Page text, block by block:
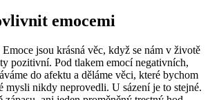
emocemi
jsou krásná věc, když se nám v životě
pozitivní. Pod tlakem emocí negativních,
do afektu a děláme věci, které bychom
mysli nikdy neprovedli. U sázení je to stejné.